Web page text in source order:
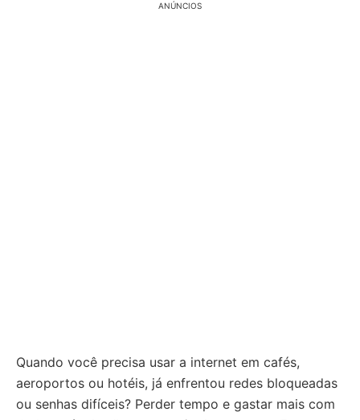
ANÚNCIOS
Quando você precisa usar a internet em cafés,
aeroportos ou hotéis, já enfrentou redes bloqueadas
ou senhas difíceis? Perder tempo e gastar mais com